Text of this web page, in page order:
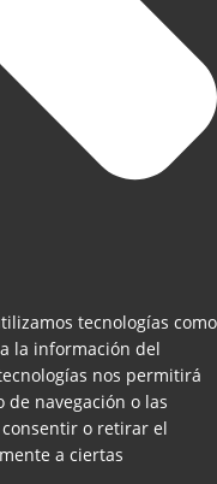
tecnologías como
la información del
nos permitirá
navegación o las
o retirar el
a ciertas